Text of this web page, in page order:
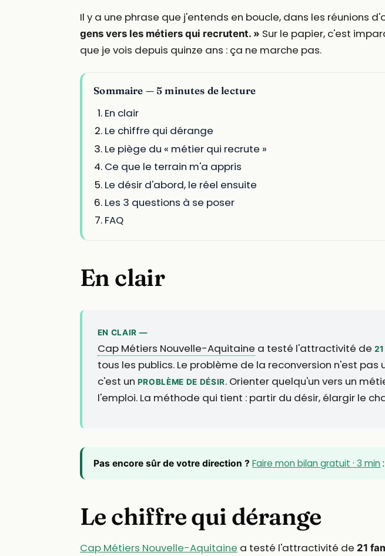
Il y a une phrase que j'entends en boucle, dans les réunions
gens vers les métiers qui recrutent. » Sur le papier, c'est
que je vois depuis quinze ans : ça ne marche pas.
Sommaire — 5 minutes de lecture
En clair
Le chiffre qui dérange
Le piège du « métier qui recrute »
Ce que le terrain m'a appris
Le désir d'abord, le réel ensuite
Les 3 questions à se poser
FAQ
En clair
EN CLAIR —
Cap Métiers Nouvelle-Aquitaine a testé l'attractivité de
tous les publics. Le problème de la reconversion n'est
c'est un PROBLÈME DE DÉSIR. Orienter quelqu'un vers un
l'emploi. La méthode qui tient : partir du désir, élargir le
Pas encore sûr de votre direction ? Faire mon bilan gratuit · 3 min
Le chiffre qui dérange
Cap Métiers Nouvelle-Aquitaine a testé l'attractivité de 21